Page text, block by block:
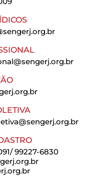
99227-6830